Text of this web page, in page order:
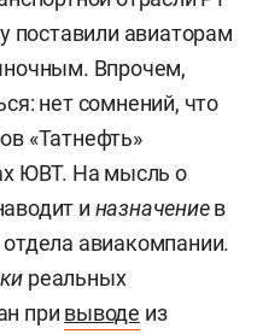
поставили авиаторам
Впрочем,
нет сомнений, что
«Татнефть»
ЮВТ. На мысль о
и назначениев
авиакомпании.
реальных
при выводе из